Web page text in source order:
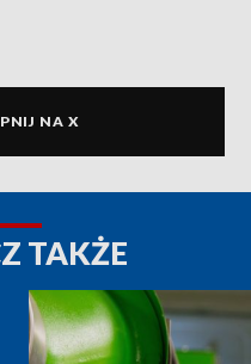
NA X
TAKŻE